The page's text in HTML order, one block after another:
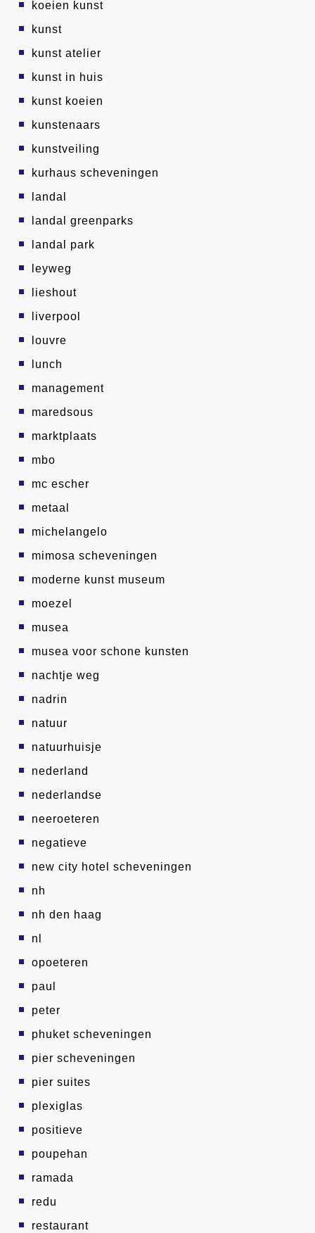
koeien kunst
kunst
kunst atelier
kunst in huis
kunst koeien
kunstenaars
kunstveiling
kurhaus scheveningen
landal
landal greenparks
landal park
leyweg
lieshout
liverpool
louvre
lunch
management
maredsous
marktplaats
mbo
mc escher
metaal
michelangelo
mimosa scheveningen
moderne kunst museum
moezel
musea
musea voor schone kunsten
nachtje weg
nadrin
natuur
natuurhuisje
nederland
nederlandse
neeroeteren
negatieve
new city hotel scheveningen
nh
nh den haag
nl
opoeteren
paul
peter
phuket scheveningen
pier scheveningen
pier suites
plexiglas
positieve
poupehan
ramada
redu
restaurant